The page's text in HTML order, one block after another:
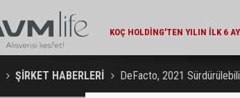
AMBALAJLI SU ÜRETICILERI
ŞİRKET HABERLERİ DeFacto, 2021